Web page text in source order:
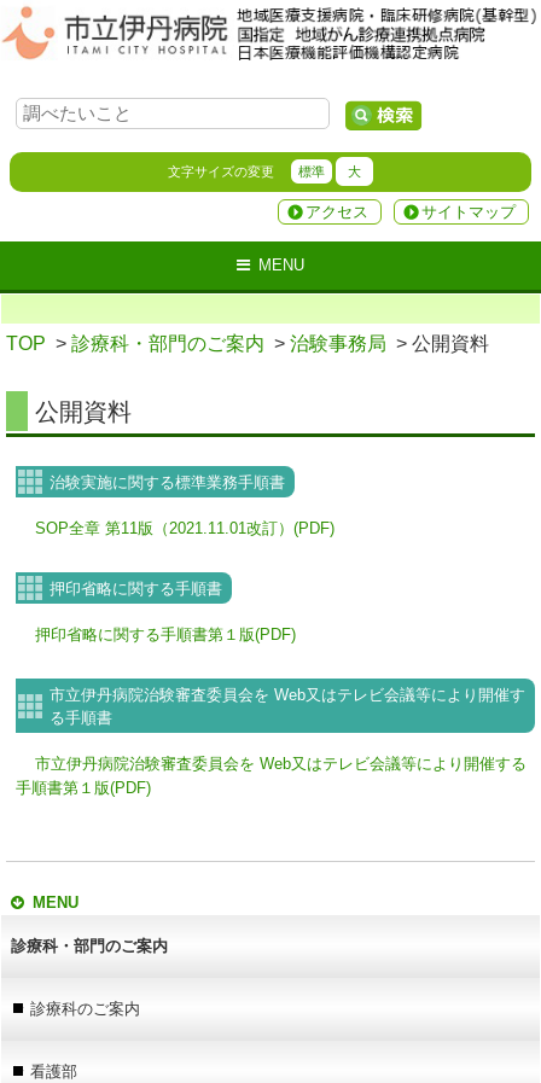
文字サイズの変更 標準 大
サイトマップ
アクセス
MENU
TOP > 診療科・部門のご案内 > 治験事務局 > 公開資料
公開資料
治験実施に関する標準業務手順書
SOP全章 第11版（2021.11.01改訂）(PDF)
押印省略に関する手順書
押印省略に関する手順書第１版(PDF)
市立伊丹病院治験審査委員会を Web又はテレビ会議等により開催す
る手順書
市立伊丹病院治験審査委員会を Web又はテレビ会議等により開催する
手順書第１版(PDF)
MENU
診療科・部門のご案内
診療科のご案内
看護部